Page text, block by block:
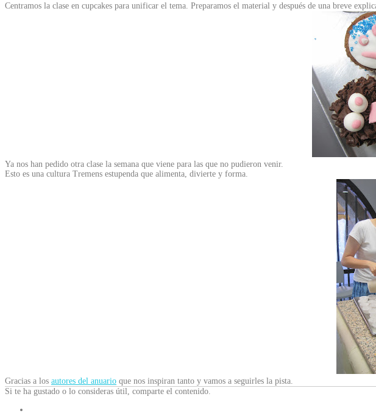
Centramos la clase en cupcakes para unificar el tema. Preparamos el material y después de una breve
Ya nos han pedido otra clase la semana que viene para las que no pudieron venir.
Esto es una cultura Tremens estupenda que alimenta, divierte y forma.
Gracias a los autores del anuario que nos inspiran tanto y vamos a seguirles la pista.
Si te ha gustado o lo consideras útil, comparte el contenido.